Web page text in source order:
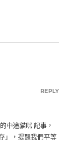
中途貓咪 記事，
」，提醒我們平等
REPLY